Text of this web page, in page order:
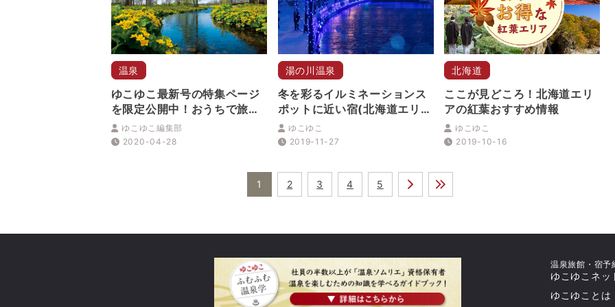
温泉
ゆこゆこ最新号の特集ページ
を限定公開中！おうちで旅に
でかけましょう！
ゆこゆこ編集部
2020-04-28
湯の川温泉
冬を彩るイルミネーションス
ポットに近い宿(北海道エリ
ア)ゆこゆこ
2019-11-27
北海道
ここが見どころ！北海道エリ
アの紅葉おすすめ情報
ゆこゆこ
2019-10-16
1 2 3 4 5
温泉旅館・宿予
ゆこゆこネッ
ゆこゆことは